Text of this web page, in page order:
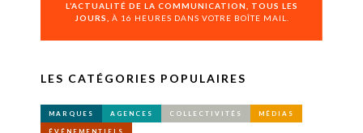
L’ACTUALITÉ DE LA COMMUNICATION, TOUS LES
JOURS,
À 16 HEURES DANS VOTRE BOÎTE MAIL.
LES CATÉGORIES POPULAIRES
MARQUES AGENCES COLLECTIVITÉS MÉDIAS
ÉVÉNEMENTIELS